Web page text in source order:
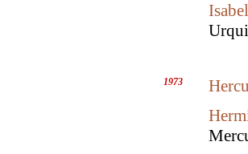
1973